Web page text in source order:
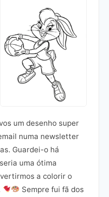
um desenho super
numa newsletter
Guardei-o há
uma ótima
a colorir o
Sempre fui fã dos